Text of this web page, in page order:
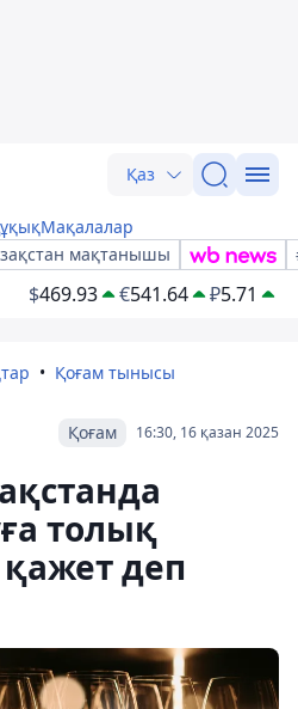
Қаз
Мақалалар
мақтанышы
$469.93 €541.64 ₽5.71
Қоғам тынысы
16:30, 16 қазан 2025
Қоғам
толық
деп